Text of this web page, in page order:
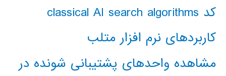
کد classical AI search algorithms
کاربردهای نرم افزار متلب
مشاهده واحدهای پشتیبانی شونده در